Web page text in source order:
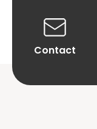
Contact